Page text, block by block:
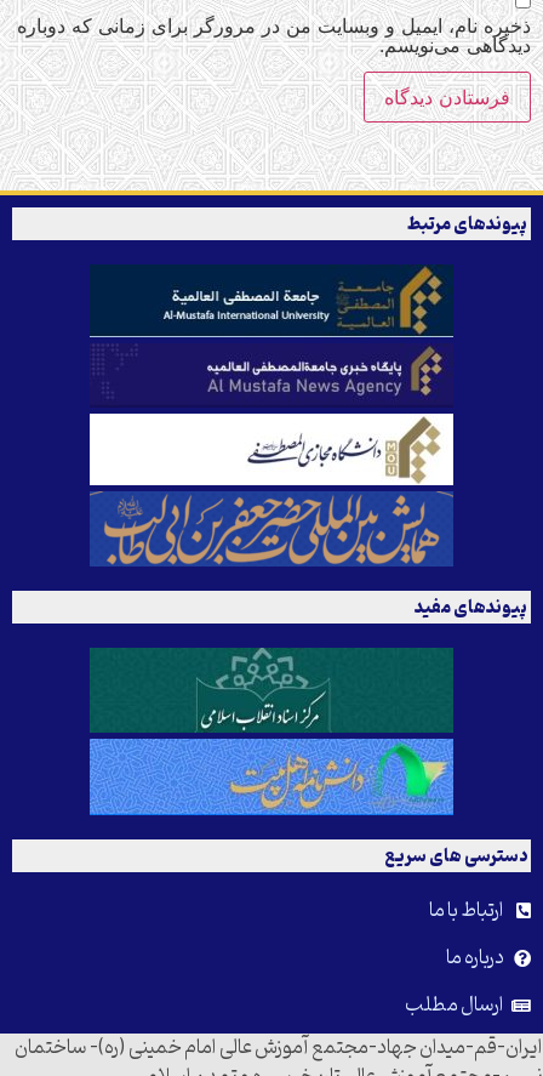
ذخیره نام، ایمیل و وبسایت من در مرورگر برای زمانی که دوباره
دیدگاهی می‌نویسم.
پیوندهای مرتبط
پیوندهای مفید
دسترسی های سریع
ارتباط با ما
درباره ما
ارسال مطلب
ایران-قم-میدان جهاد-مجتمع آموزش عالی امام خمینی (ره)- ساختمان